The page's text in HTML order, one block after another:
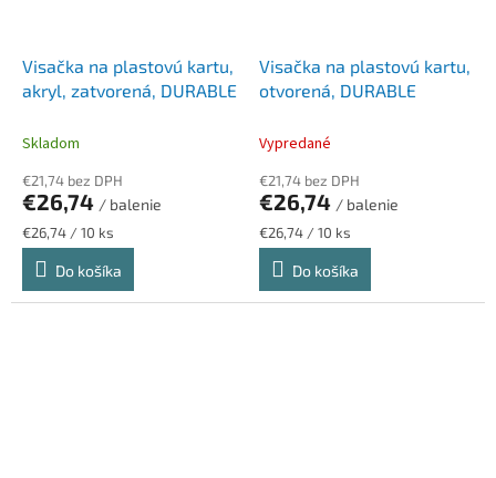
Visačka na plastovú kartu,
akryl, zatvorená, DURABLE
Skladom
€21,74 bez DPH
€26,74 / balenie
Jednotková
cena:
€26,74 / 10 ks
Do košíka
Visačka na plastovú kartu,
otvorená, DURABLE
Vypredané
€21,74 bez DPH
€26,74 / balenie
Jednotková
cena:
€26,74 / 10 ks
Do košíka